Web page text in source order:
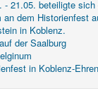
- 21.05. beteiligte
an dem Historienfest
in Koblenz.
der Saalburg
in Koblenz-